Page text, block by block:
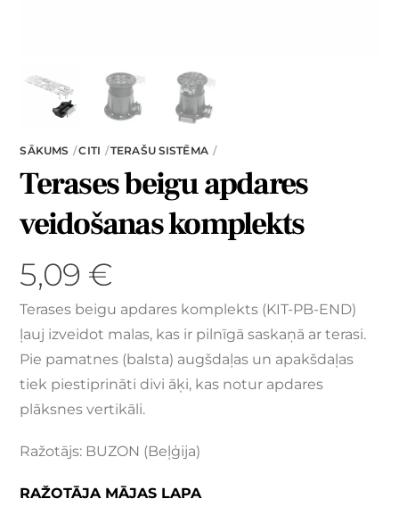
SĀKUMS CITI TERAŠU SISTĒMA
Terases beigu apdares
veidošanas komplekts
5,09 €
Terases beigu apdares komplekts (KIT-PB-END)
ļauj izveidot malas, kas ir pilnīgā saskaņā ar terasi.
Pie pamatnes (balsta) augšdaļas un apakšdaļas
tiek piestiprināti divi āķi, kas notur apdares
plāksnes vertikāli.
Ražotājs: BUZON (Beļģija)
RAŽOTĀJA MĀJAS LAPA